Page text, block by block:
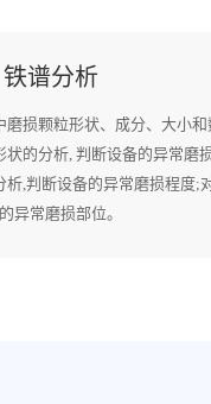
铁谱分析
磨损颗粒形状、成分、大小和
状的分析, 判断设备的异常磨
析,判断设备的异常磨损程度;
异常磨损部位。